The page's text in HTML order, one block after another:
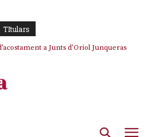
TItulars
a Junts d’Oriol Junqueras
amb un atac frontal al retorn